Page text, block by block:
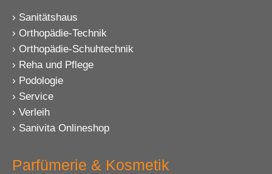
Sanitätshaus
Orthopädie-Technik
Orthopädie-Schuhtechnik
Reha und Pflege
Podologie
Service
Verleih
Sanivita Onlineshop
Parfümerie & Kosmetik